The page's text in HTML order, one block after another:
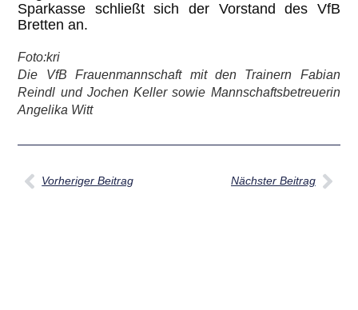
Sparkasse schließt sich der Vorstand des VfB
Bretten an.
Foto:kri
Die VfB Frauenmannschaft mit den Trainern Fabian
Reindl und Jochen Keller sowie Mannschaftsbetreuerin
Angelika Witt
Vorheriger Beitrag Nächster Beitrag